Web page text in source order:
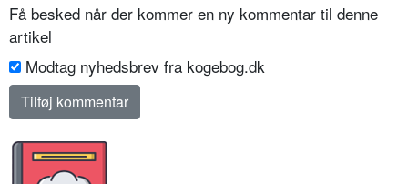
Få besked når der kommer en ny kommentar til denne
artikel
Modtag nyhedsbrev fra kogebog.dk